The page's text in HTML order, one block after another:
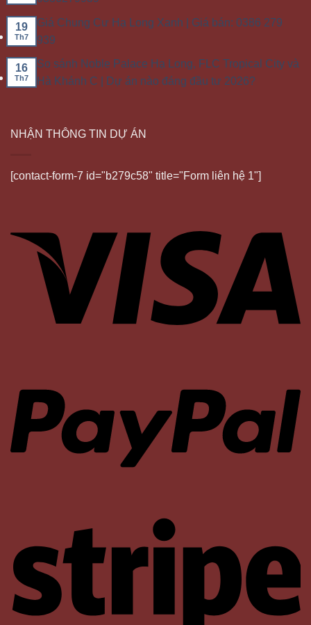
19
Th7
Giá Chung Cư Hạ Long Xanh | Giá bán: 0386 279
939
16
Th7
So sánh Noble Palace Hạ Long, FLC Tropical City và
Hà Khánh C | Dự án nào đáng đầu tư 2026?
NHẬN THÔNG TIN DỰ ÁN
[contact-form-7 id="b279c58" title="Form liên hệ 1"]